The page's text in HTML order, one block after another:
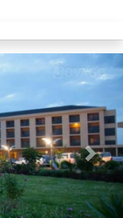
Next